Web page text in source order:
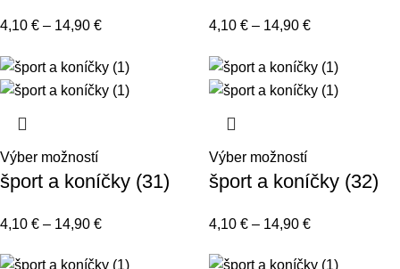
4,10 € – 14,90 € 4,10 € – 14,90 €
Výber možností
šport a koníčky (31)
4,10 € – 14,90 €
Výber možností
šport a koníčky (32)
4,10 € – 14,90 €